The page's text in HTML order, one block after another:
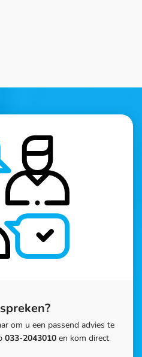
om u een passend advies te
033-2043010 en kom direct